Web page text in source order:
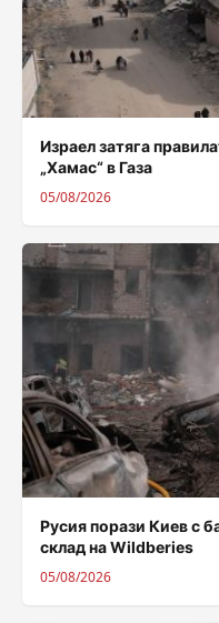
Израел затяга
„Хамас“ в Газа
05/08/2026
Русия порази Киев с
склад на Wildberies
05/08/2026